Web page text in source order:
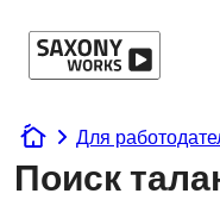
www.saxony-works.com
Для
Поиск